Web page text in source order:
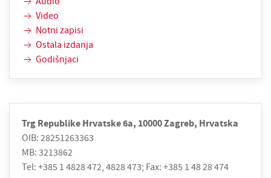
Video
Notni zapisi
Ostala izdanja
Godišnjaci
Trg Republike Hrvatske 6a, 10000 Zagreb, Hrvatska
OIB: 28251263363
MB: 3213862
Tel: +385 1 4828 472, 4828 473; Fax: +385 1 48 28 474